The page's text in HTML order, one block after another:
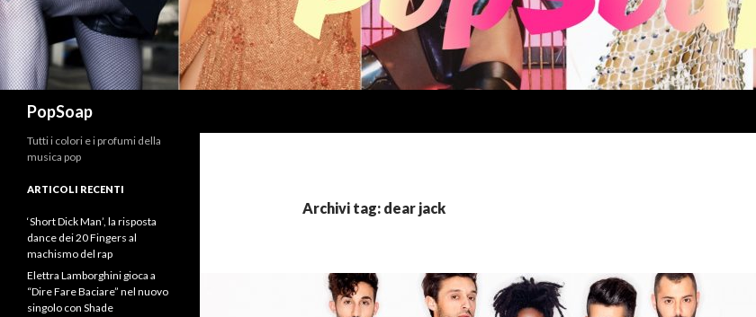
PopSoap
Archivi tag: dear jack
Tutti i colori e i profumi della
musica pop
ARTICOLI RECENTI
‘Short Dick Man’, la risposta
dance dei 20 Fingers al
machismo del rap
Elettra Lamborghini gioca a
“Dire Fare Baciare” nel nuovo
singolo con Shade